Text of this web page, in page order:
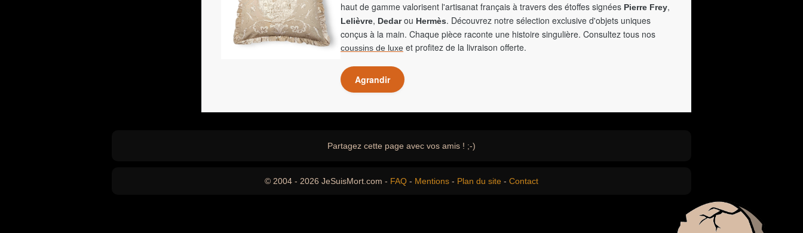
haut de gamme valorisent l'artisanat français à travers des étoffes signées Pierre Frey,
Lelièvre, Dedarou Hermès. Découvrez notre sélection exclusive d'objets uniques
conçus à la main. Chaque pièce raconte une histoire singulière. Consultez tous nos
coussins de luxe et profitez de la livraison offerte.
Agrandir
Partagez cette page avec vos amis ! ;-)
© 2004 - 2026 JeSuisMort.com - FAQ - Mentions - Plan du site - Contact